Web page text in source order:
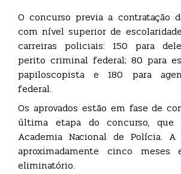
O concurso previa a contratação
com nível superior de
carreiras policiais: 150 para
perito criminal federal; 80 para
papiloscopista e 180 para
federal.
Os aprovados estão em fase de
última etapa do concurso,
Academia Nacional de Polícia. A
aproximadamente cinco
eliminatório.